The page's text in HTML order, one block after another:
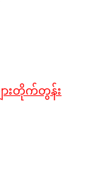
ားတိုက်တွန်း